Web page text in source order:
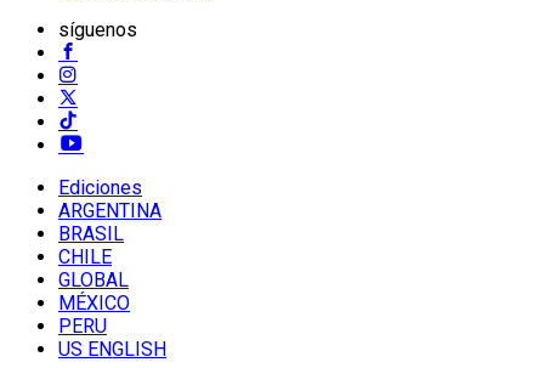
síguenos
Ediciones
ARGENTINA
BRASIL
CHILE
GLOBAL
MÉXICO
PERU
US ENGLISH